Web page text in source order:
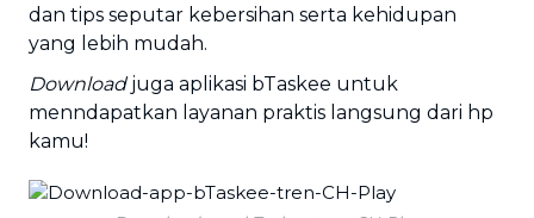
dan tips seputar kebersihan serta kehidupan
yang lebih mudah.
Downloadjuga aplikasi bTaskee untuk
menndapatkan layanan praktis langsung dari hp
kamu!